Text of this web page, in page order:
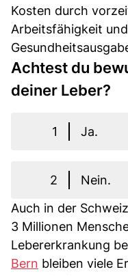
Kosten durch
Arbeitsfähigkeit
Achtest du
deiner Leber?
1 Ja.
2
Nein.
Auch in der
3 Millionen
Lebererkrankung
Bern bleiben viele